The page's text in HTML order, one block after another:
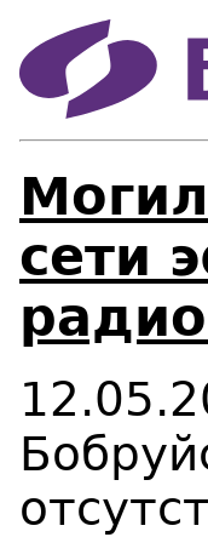
сети